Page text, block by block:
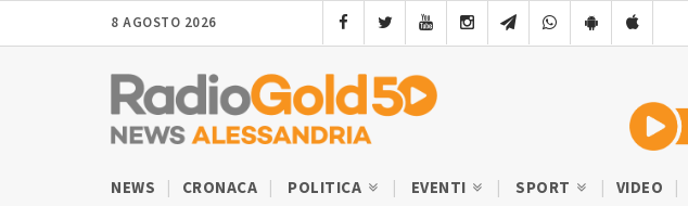
8 AGOSTO 2026
NEWS CRONACA POLITICA EVENTI SPORT VIDEO